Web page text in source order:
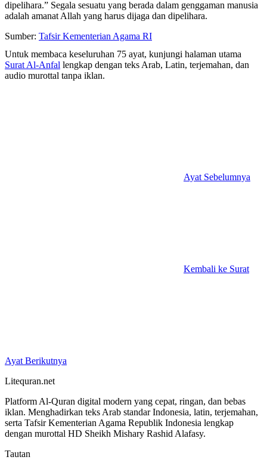
dipelihara.” Segala sesuatu yang berada dalam genggaman manusia
adalah amanat Allah yang harus dijaga dan dipelihara.
Sumber: Tafsir Kementerian Agama RI
Untuk membaca keseluruhan 75 ayat, kunjungi halaman utama
Surat Al-Anfal lengkap dengan teks Arab, Latin, terjemahan, dan
audio murottal tanpa iklan.
Ayat Sebelumnya
Kembali ke Surat
Ayat Berikutnya
Litequran.net
Platform Al-Quran digital modern yang cepat, ringan, dan bebas
iklan. Menghadirkan teks Arab standar Indonesia, latin, terjemahan,
serta Tafsir Kementerian Agama Republik Indonesia lengkap
dengan murottal HD Sheikh Mishary Rashid Alafasy.
Tautan